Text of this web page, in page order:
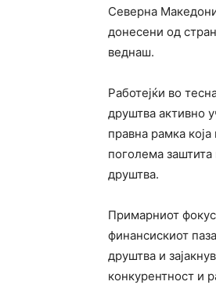
Северна
донесени од
веднаш.
Работејќи во
друштва активно
правна рамка
поголема
друштва.
Примарниот
финансискиот
друштва и
конкурентност и